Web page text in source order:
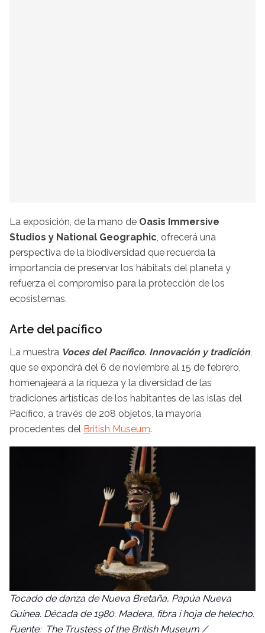
La exposición, de la mano de Oasis Immersive
Studios y National Geographic, ofrecerá una
perspectiva de la biodiversidad que recuerda la
importancia de preservar los hábitats del planeta y
refuerza el compromiso para la protección de los
ecosistemas.
Arte del pacífico
La muestra Voces del Pacífico. Innovación y tradición,
que se expondrá del 6 de noviembre al 15 de febrero,
homenajeará a la riqueza y la diversidad de las
tradiciones artísticas de los habitantes de las islas del
Pacífico, a través de 208 objetos, la mayoría
procedentes del British Museum.
Tocado de danza de Nueva Bretaña, Papúa Nueva
Guinea. Década de 1980. Madera, fibra i hoja de helecho.
Fuente: The Trustess of the British Museum /